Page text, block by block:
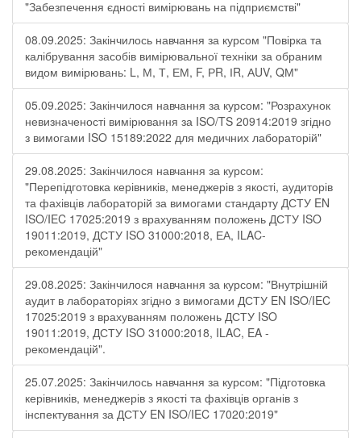
"Забезпечення єдності вимірювань на підприємстві"
08.09.2025: Закінчилось навчання за курсом "Повірка та
калібрування засобів вимірювальної техніки за обраним
видом вимірювань: L, М, Т, ЕМ, F, РR, ІR, АUV, QМ"
05.09.2025: Закінчилося навчання за курсом: "Розрахунок
невизначеності вимірювання за ISO/TS 20914:2019 згідно
з вимогами ISO 15189:2022 для медичних лабораторій"
29.08.2025: Закінчилося навчання за курсом:
"Перепідготовка керівників, менеджерів з якості, аудиторів
та фахівців лабораторій за вимогами стандарту ДСТУ EN
ISO/IEC 17025:2019 з врахуванням положень ДСТУ ISO
19011:2019, ДСТУ ISO 31000:2018, ЕА, ILAC-
рекомендацій"
29.08.2025: Закінчилося навчання за курсом: "Внутрішній
аудит в лабораторіях згідно з вимогами ДСТУ EN ISO/IEC
17025:2019 з врахуванням положень ДСТУ ISO
19011:2019, ДСТУ ISO 31000:2018, ILAC, EA -
рекомендацій".
25.07.2025: Закінчилось навчання за курсом: "Підготовка
керівників, менеджерів з якості та фахівців органів з
інспектування за ДСТУ EN ISO/IEC 17020:2019"